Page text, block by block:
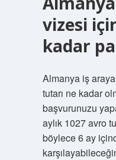
vizesi
kadar
Almanya iş
tutarı ne kadar
başvurunuzu
aylık 1027 avro
böylece 6 ay